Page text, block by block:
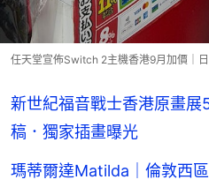
任天堂宣佈Switch 2主機香港9月加價｜
新世紀福音戰士香港原畫
稿．獨家插畫曝光
瑪蒂爾達Matilda｜倫敦西